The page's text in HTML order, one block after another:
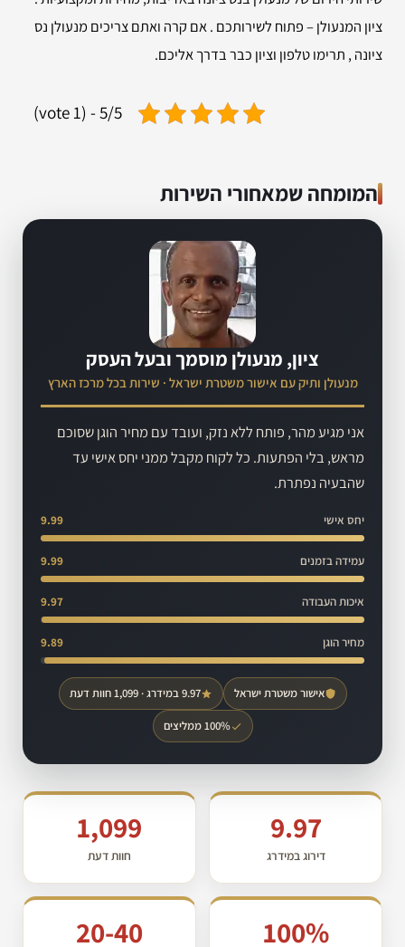
ציון המנעולן – פתוח לשירותכם . אם קרה ואתם צריכים מנעולן נס
ציונה , תרימו טלפון וציון כבר בדרך אליכם.
5/5 - (1 vote)
המומחה שמאחורי השירות
ציון, מנעולן מוסמך ובעל העסק
מנעולן ותיק עם אישור משטרת ישראל · שירות בכל מרכז הארץ
אני מגיע מהר, פותח ללא נזק, ועובד עם מחיר הוגן שסוכם
מראש, בלי הפתעות. כל לקוח מקבל ממני יחס אישי עד
שהבעיה נפתרת.
יחס אישי 9.99
עמידה בזמנים 9.99
איכות העבודה 9.97
מחיר הוגן 9.89
אישור משטרת ישראל 9.97 במידרג · 1,099 חוות דעת
100% ממליצים
9.97
דירוג במידרג
1,099
חוות דעת
100%
20-40